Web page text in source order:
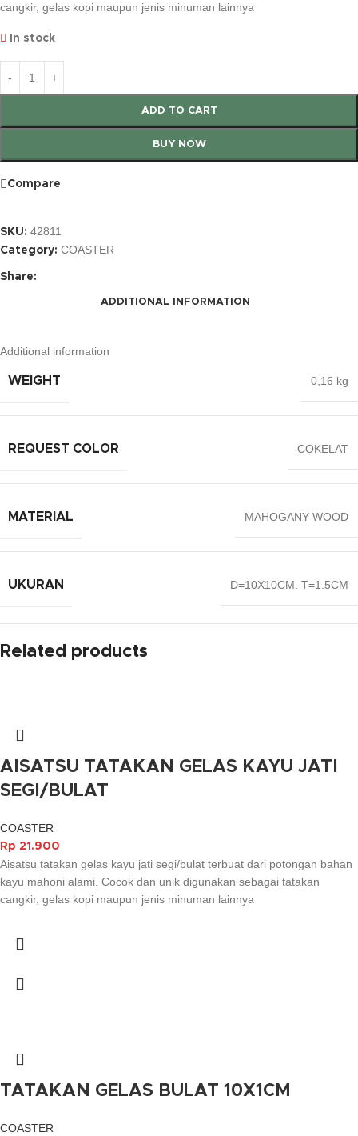
cangkir, gelas kopi maupun jenis minuman lainnya
In stock
ADD TO CART
BUY NOW
Compare
SKU: 42811
Category: COASTER
Share:
ADDITIONAL INFORMATION
Additional information
WEIGHT 0,16 kg
REQUEST COLOR COKELAT
MATERIAL MAHOGANY WOOD
UKURAN D=10X10CM. T=1.5CM
Related products
AISATSU TATAKAN GELAS KAYU JATI
SEGI/BULAT
COASTER
Rp 21.900
Aisatsu tatakan gelas kayu jati segi/bulat terbuat dari potongan bahan
kayu mahoni alami. Cocok dan unik digunakan sebagai tatakan
cangkir, gelas kopi maupun jenis minuman lainnya
TATAKAN GELAS BULAT 10X1CM
COASTER